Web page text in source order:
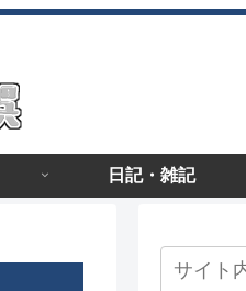
日記・雑記